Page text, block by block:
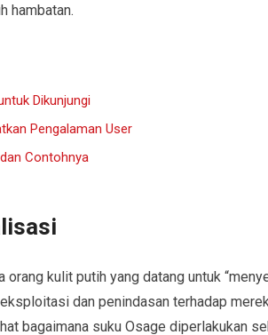
hambatan.
Dikunjungi
Pengalaman User
Contohnya
kulit putih yang datang untuk
dan penindasan terhadap
bagaimana suku Osage diperlakukan